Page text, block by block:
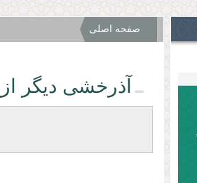
صفحه اصلی
آذرخشى دیگر